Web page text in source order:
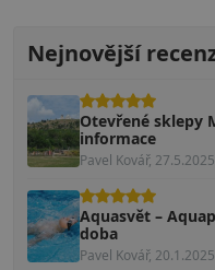
Nejnovější
Otevřené sklepy
informace
Pavel Kovář, 27.5.2025
Aquasvět –
doba
Pavel Kovář, 20.1.2025